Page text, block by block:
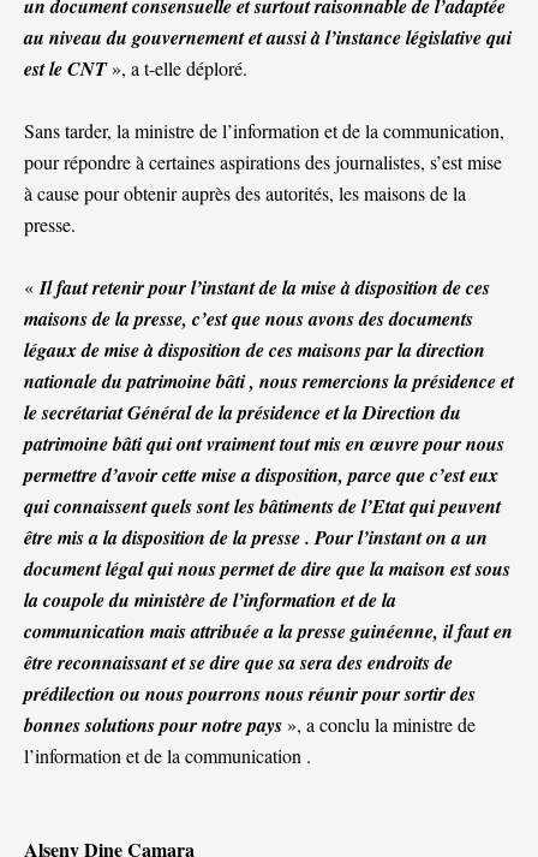
un document consensuelle et surtout raisonnable de l’adaptée
au niveau du gouvernement et aussi à l’instance législative qui
est le CNT», a t-elle déploré.
Sans tarder, la ministre de l’information et de la communication,
pour répondre à certaines aspirations des journalistes, s’est mise
à cause pour obtenir auprès des autorités, les maisons de la
presse.
« Il faut retenir pour l’instant de la mise à disposition de ces
maisons de la presse, c’est que nous avons des documents
légaux de mise à disposition de ces maisons par la direction
nationale du patrimoine bâti , nous remercions la présidence et
le secrétariat Général de la présidence et la Direction du
patrimoine bâti qui ont vraiment tout mis en œuvre pour nous
permettre d’avoir cette mise a disposition, parce que c’est eux
qui connaissent quels sont les bâtiments de l’Etat qui peuvent
être mis a la disposition de la presse . Pour l’instant on a un
document légal qui nous permet de dire que la maison est sous
la coupole du ministère de l’information et de la
communication mais attribuée a la presse guinéenne, il faut en
être reconnaissant et se dire que sa sera des endroits de
prédilection ou nous pourrons nous réunir pour sortir des
bonnes solutions pour notre pays», a conclu la ministre de
l’information et de la communication .
Alseny Dine Camara